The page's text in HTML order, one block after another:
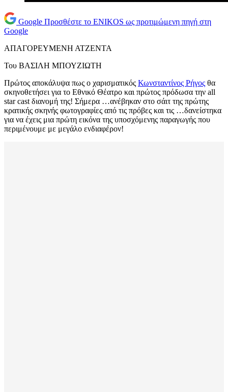
Google Προσθέστε το ENIKOS ως προτιμώμενη πηγή στη
Google
ΑΠΑΓΟΡΕΥΜΕΝΗ ΑΤΖΕΝΤΑ
Του ΒΑΣΙΛΗ ΜΠΟΥΖΙΩΤΗ
Πρώτος αποκάλυψα πως ο χαρισματικός Κωνσταντίνος Ρήγος θα
σκηνοθετήσει για το Εθνικό Θέατρο και πρώτος πρόδωσα την all
star cast διανομή της! Σήμερα …ανέβηκαν στο σάιτ της πρώτης
κρατικής σκηνής φωτογραφίες από τις πρόβες και τις …δανείστηκα
για να έχεις μια πρώτη εικόνα της υποσχόμενης παραγωγής που
περιμένουμε με μεγάλο ενδιαφέρον!